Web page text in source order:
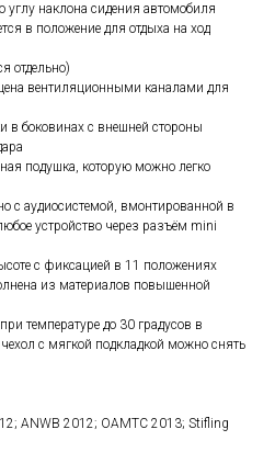
наклона сидения автомобиля
в положение для отдыха на ход
отдельно)
вентиляционными каналами для
в боковинах с внешней стороны
подушка, которую можно легко
с аудиосистемой, вмонтированной в
устройство через разъём mini
с фиксацией в 11 положениях
из материалов повышенной
температуре до 30 градусов в
с мягкой подкладкой можно снять
ANWB 2012; OAMTC 2013; Stifling